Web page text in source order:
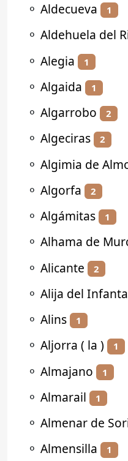
⚬ Aldecueva 1
⚬ Aldehuela del
⚬ Alegia 1
⚬ Algaida 1
⚬ Algarrobo 2
⚬ Algeciras 2
⚬ Algimia de
⚬ Algorfa 2
⚬ Algámitas 1
⚬ Alhama de
⚬ Alicante 2
⚬ Alija del
⚬ Alins 1
⚬ Aljorra ( la ) 1
⚬ Almajano 1
⚬ Almarail 1
⚬ Almenar de
⚬ Almensilla 1